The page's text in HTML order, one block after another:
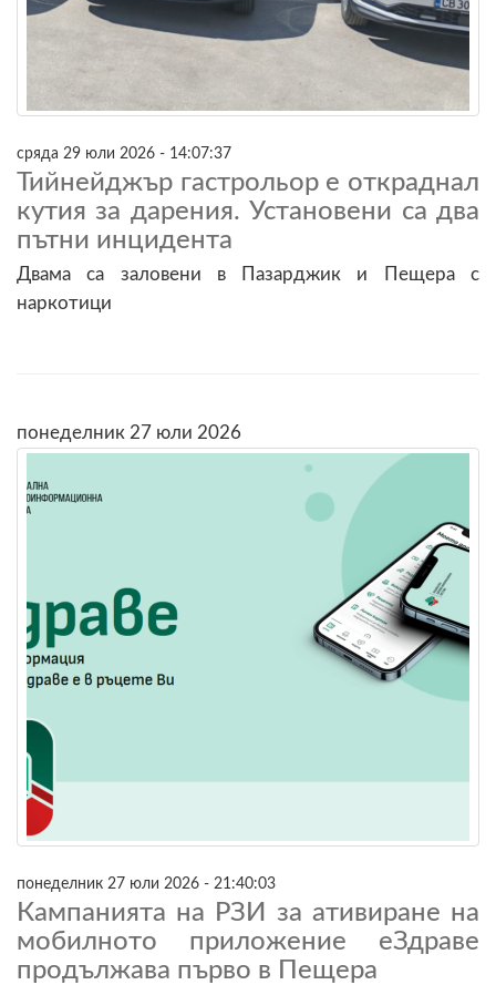
сряда 29 юли 2026 - 14:07:37
Тийнейджър гастрольор е откраднал
кутия за дарения. Установени са два
пътни инцидента
Двама са заловени в Пазарджик и Пещера с
наркотици
понеделник 27 юли 2026
понеделник 27 юли 2026 - 21:40:03
Кампанията на РЗИ за ативиране на
мобилното приложение еЗдраве
продължава първо в Пещера